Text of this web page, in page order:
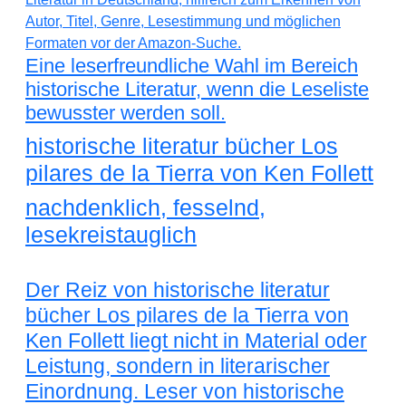
Eine leserfreundliche Wahl im Bereich
historische Literatur, wenn die Leseliste
bewusster werden soll.
historische literatur bücher Los
pilares de la Tierra von Ken Follett
nachdenklich, fesselnd,
lesekreistauglich
Der Reiz von historische literatur
bücher Los pilares de la Tierra von
Ken Follett liegt nicht in Material oder
Leistung, sondern in literarischer
Einordnung. Leser von historische